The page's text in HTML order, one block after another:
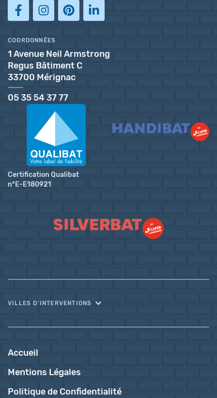
COORDONNÉES
1 Avenue Neil Armstrong
Regus Bâtiment C
33700 Mérignac
05 35 54 37 77
Certification Qualibat
n°E-E180921
VILLES D'INTERVENTIONS
Accueil
Mentions Légales
Politique de Confidentialité